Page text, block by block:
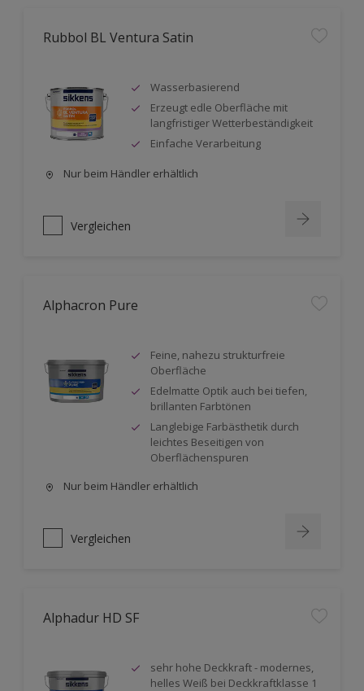
Rubbol BL Ventura Satin
Wasserbasierend
Erzeugt edle Oberfläche mit
langfristiger Wetterbeständigkeit
Einfache Verarbeitung
Nur beim Händler erhältlich
Vergleichen
Alphacron Pure
Feine, nahezu strukturfreie
Oberfläche
Edelmatte Optik auch bei tiefen,
brillanten Farbtönen
Langlebige Farbästhetik durch
leichtes Beseitigen von
Oberflächenspuren
Nur beim Händler erhältlich
Vergleichen
Alphadur HD SF
sehr hohe Deckkraft - modernes,
helles Weiß bei Deckkraftklasse 1